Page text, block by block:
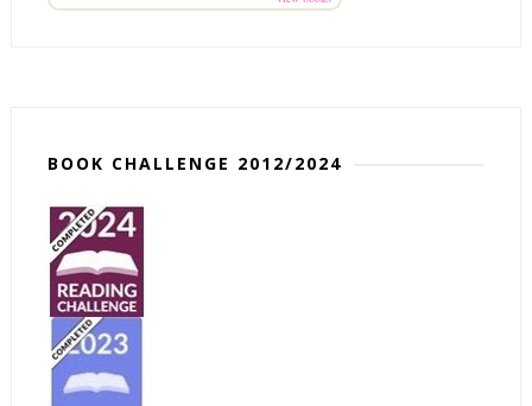
BOOK CHALLENGE 2012/2024